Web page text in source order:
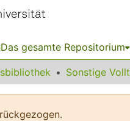
Das gesamte Repositorium